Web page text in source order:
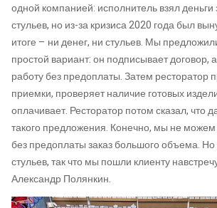
одной компанией: исполнитель взял деньги
стульев, но из-за кризиса 2020 года был
итоге – ни денег, ни стульев. Мы
простой вариант: он подписывает
работу без предоплаты. Затем ресторатор
приемки, проверяет наличие готовых
оплачивает. Ресторатор потом сказал, что
такого предложения. Конечно, мы не можем
без предоплаты заказ большого объема. Но
стульев, так что мы пошли клиенту
Александр Полянкин.